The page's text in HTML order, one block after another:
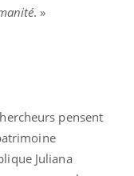
. »
pensent
Juliana